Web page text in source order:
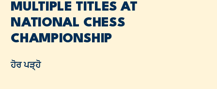
MULTIPLE TITLES AT
NATIONAL CHESS
CHAMPIONSHIP
ਹੋਰ ਪੜ੍ਹੋ